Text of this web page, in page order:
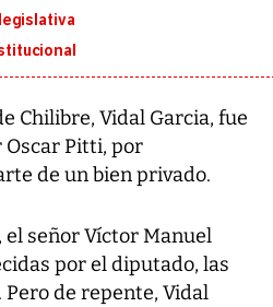
Chilibre, Vidal Garcia, fue
Oscar Pitti, por
de un bien privado.
el señor Víctor Manuel
por el diputado, las
de repente, Vidal